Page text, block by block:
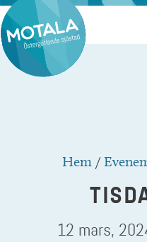
Hoppa
till
innehåll
Hem /
12 mars,